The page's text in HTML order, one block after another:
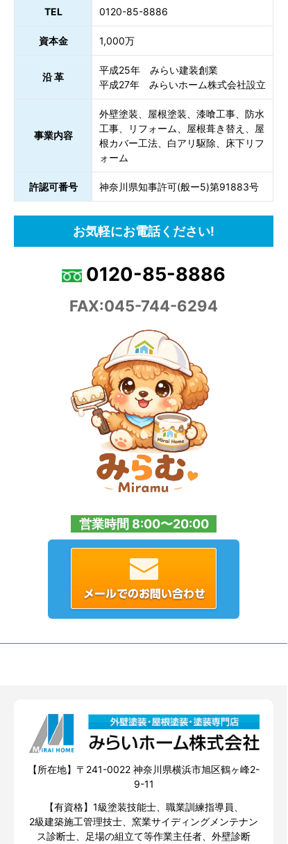
TEL 0120-85-8886
資本金 1,000万
沿 革
平成25年 みらい建装創業
平成27年 みらいホーム株式会社設立
事業内容
外壁塗装、屋根塗装、漆喰工事、防水
工事、リフォーム、屋根葺き替え、屋
根カバー工法、白アリ駆除、床下リフ
ォーム
許認可番号 神奈川県知事許可(般ー5)第91883号
お気軽にお電話ください!
0120-85-8886
FAX:045-744-6294
営業時間 8:00〜20:00
【所在地】〒241-0022 神奈川県横浜市旭区鶴ヶ峰2-
9-11
【有資格】1級塗装技能士、職業訓練指導員、
2級建築施工管理技士、窯業サイディングメンテナン
ス診断士、足場の組立て等作業主任者、外壁診断